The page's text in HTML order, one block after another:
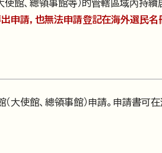
館、總領事館等）的管轄區域內持
申請，也無法申請登記在海外選民名
使館、總領事館）申請。申請書可在